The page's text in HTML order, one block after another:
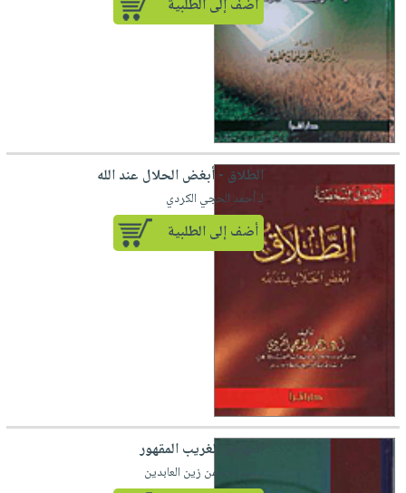
أضف إلى الطلبية
الطلاق - أبغض الحلال عند الله
لـ أحمد الحجي الكردي
أضف إلى الطلبية
المهاجر الغريب المقهور
لـ عبد الرحمن زين العابدين